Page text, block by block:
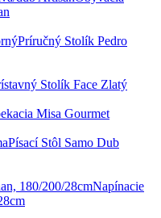
Príručný Stolík Pedro
Stolík Face Zlatý
Misa Gourmet
Písací Stôl Samo Dub
Napínacie